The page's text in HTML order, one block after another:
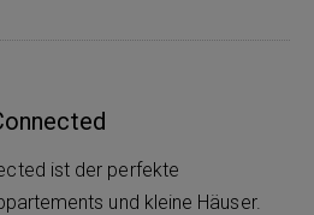
ist der perfekte
und kleine Häuser.